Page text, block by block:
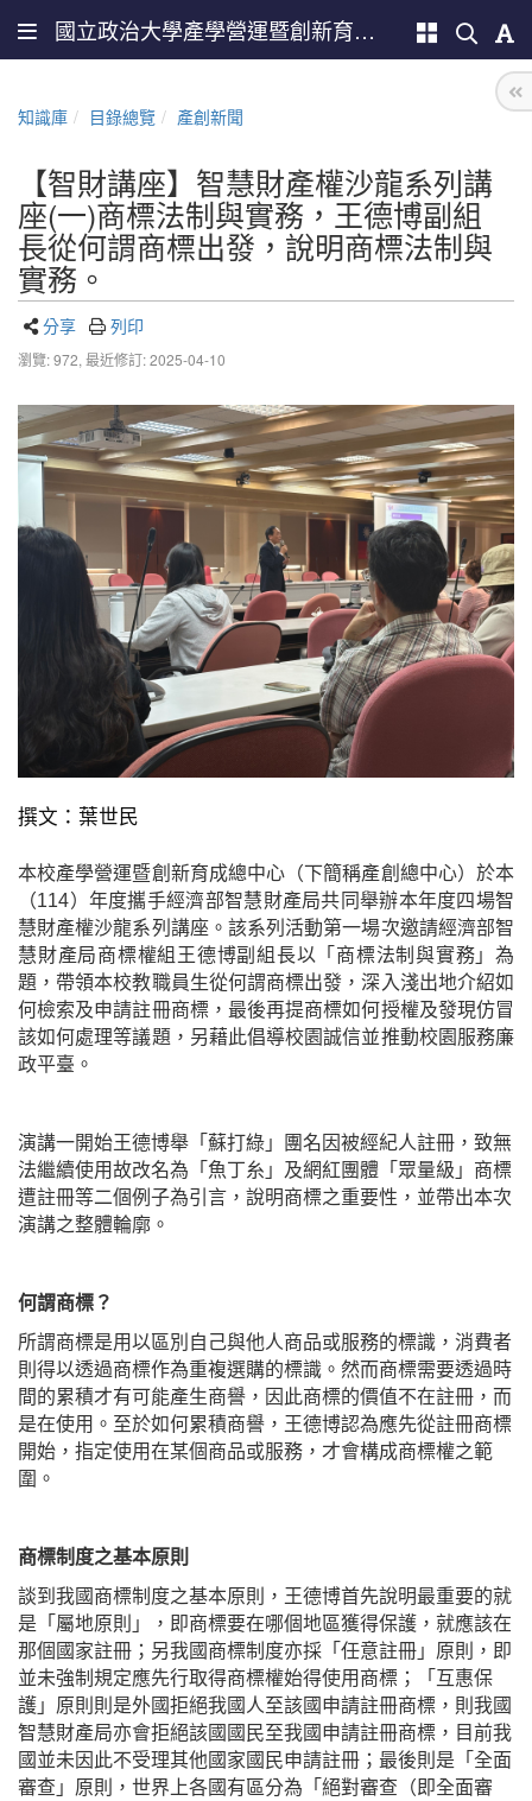
國立政治大學產學營運暨創新育成總中心
知識庫 目錄總覽 產創新聞
【智財講座】智慧財產權沙龍系列講
座(一)商標法制與實務，王德博副組
長從何謂商標出發，說明商標法制與
實務。
分享 列印
瀏覽: 972, 最近修訂: 2025-04-10
撰文：葉世民
本校產學營運暨創新育成總中心（下簡稱產創總中心）於本
（114）年度攜手經濟部智慧財產局共同舉辦本年度四場智
慧財產權沙龍系列講座。該系列活動第一場次邀請經濟部智
慧財產局商標權組王德博副組長以「商標法制與實務」為
題，帶領本校教職員生從何謂商標出發，深入淺出地介紹如
何檢索及申請註冊商標，最後再提商標如何授權及發現仿冒
該如何處理等議題，另藉此倡導校園誠信並推動校園服務廉
政平臺。
演講一開始王德博舉「蘇打綠」團名因被經紀人註冊，致無
法繼續使用故改名為「魚丁糸」及網紅團體「眾量級」商標
遭註冊等二個例子為引言，說明商標之重要性，並帶出本次
演講之整體輪廓。
何謂商標？
所謂商標是用以區別自己與他人商品或服務的標識，消費者
則得以透過商標作為重複選購的標識。然而商標需要透過時
間的累積才有可能產生商譽，因此商標的價值不在註冊，而
是在使用。至於如何累積商譽，王德博認為應先從註冊商標
開始，指定使用在某個商品或服務，才會構成商標權之範
圍。
商標制度之基本原則
談到我國商標制度之基本原則，王德博首先說明最重要的就
是「屬地原則」，即商標要在哪個地區獲得保護，就應該在
那個國家註冊；另我國商標制度亦採「任意註冊」原則，即
並未強制規定應先行取得商標權始得使用商標；「互惠保
護」原則則是外國拒絕我國人至該國申請註冊商標，則我國
智慧財產局亦會拒絕該國國民至我國申請註冊商標，目前我
國並未因此不受理其他國家國民申請註冊；最後則是「全面
審查」原則，世界上各國有區分為「絕對審查（即全面審